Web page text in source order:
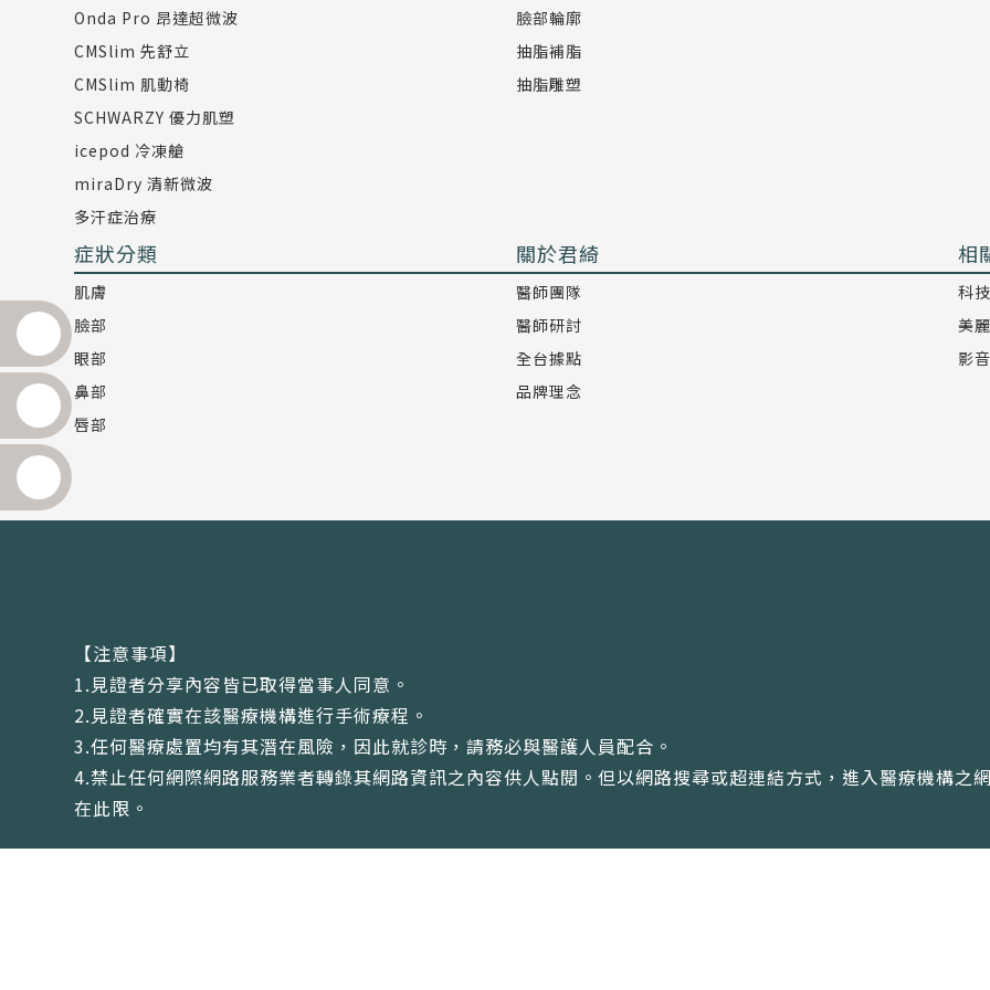
Onda Pro 昂達超微波
CMSlim 先舒立
CMSlim 肌動椅
SCHWARZY 優力肌塑
icepod 冷凍艙
miraDry 清新微波
多汗症治療
臉部輪廓
抽脂補脂
抽脂雕塑
症狀分類
肌膚
臉部
眼部
鼻部
唇部
關於君綺
醫師團隊
醫師研討
全台據點
品牌理念
相
科
美
影
【注意事項】
1.見證者分享內容皆已取得當事人同意。
2.見證者確實在該醫療機構進行手術療程。
3.任何醫療處置均有其潛在風險，因此就診時，請務必與醫護人員配合。
4.禁止任何網際網路服務業者轉錄其網路資訊之內容供人點閱。但以網路搜尋或超連結方式，進入醫療機構之
在此限。